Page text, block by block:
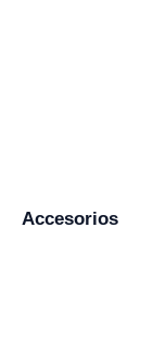
Accesorios